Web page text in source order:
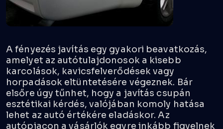
A fényezés javítás egy gyakori beavatkozás,
amelyet az autótulajdonosok a kisebb
karcolások, kavicsfelverődések vagy
horpadások eltüntetésére végeznek. Bár
elsőre úgy tűnhet, hogy a javítás csupán
esztétikai kérdés, valójában komoly hatása
lehet az autó értékére eladáskor. Az
autópiacon a vásárlók egyre inkább figyelnek